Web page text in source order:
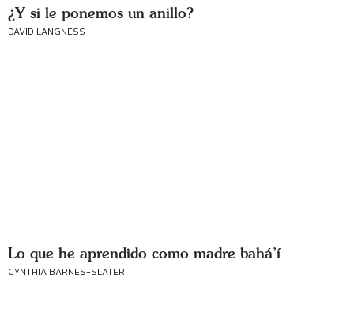
¿Y si le ponemos un anillo?
DAVID LANGNESS
Lo que he aprendido como madre bahá’í
CYNTHIA BARNES-SLATER